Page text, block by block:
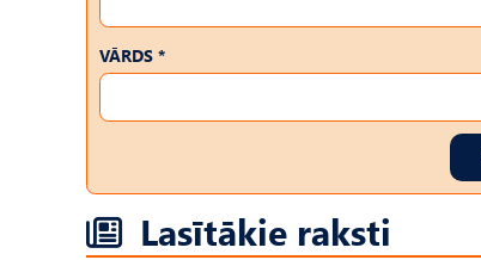
VĀRDS *
Lasītākie raksti